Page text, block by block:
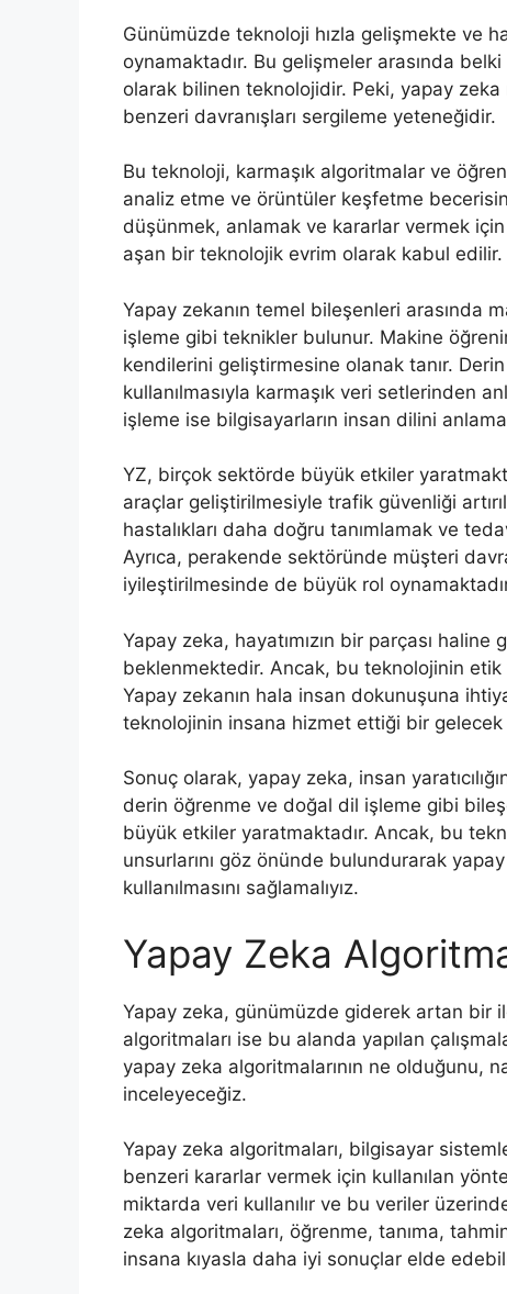
Günümüzde teknoloji hızla gelişmekte ve
oynamaktadır. Bu gelişmeler arasında
olarak bilinen teknolojidir. Peki, yapay
benzeri davranışları sergileme yeteneğidir.
Bu teknoloji, karmaşık algoritmalar ve
analiz etme ve örüntüler keşfetme
düşünmek, anlamak ve kararlar vermek için
aşan bir teknolojik evrim olarak kabul edilir.
Yapay zekanın temel bileşenleri arasında
işleme gibi teknikler bulunur. Makine
kendilerini geliştirmesine olanak tanır.
kullanılmasıyla karmaşık veri setlerinden
işleme ise bilgisayarların insan dilini
YZ, birçok sektörde büyük etkiler
araçlar geliştirilmesiyle trafik güvenliği
hastalıkları daha doğru tanımlamak ve
Ayrıca, perakende sektöründe müşteri
iyileştirilmesinde de büyük rol
Yapay zeka, hayatımızın bir parçası
beklenmektedir. Ancak, bu teknolojinin etik
Yapay zekanın hala insan dokunuşuna
teknolojinin insana hizmet ettiği bir gelecek
Sonuç olarak, yapay zeka, insan
derin öğrenme ve doğal dil işleme gibi
büyük etkiler yaratmaktadır. Ancak, bu
unsurlarını göz önünde bulundurarak
kullanılmasını sağlamalıyız.
Yapay Zeka
Yapay zeka, günümüzde giderek artan bir
algoritmaları ise bu alanda yapılan
yapay zeka algoritmalarının ne olduğunu,
inceleyeceğiz.
Yapay zeka algoritmaları, bilgisayar
benzeri kararlar vermek için kullanılan
miktarda veri kullanılır ve bu veriler
zeka algoritmaları, öğrenme, tanıma,
insana kıyasla daha iyi sonuçlar elde